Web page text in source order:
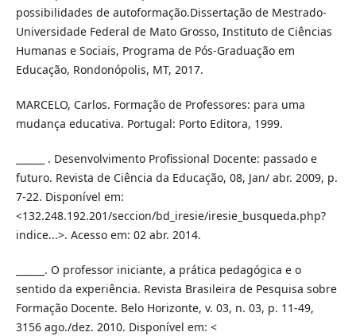
possibilidades de autoformação.Dissertação de Mestrado-
Universidade Federal de Mato Grosso, Instituto de Ciências
Humanas e Sociais, Programa de Pós-Graduação em
Educação, Rondonópolis, MT, 2017.
MARCELO, Carlos. Formação de Professores: para uma
mudança educativa. Portugal: Porto Editora, 1999.
______ . Desenvolvimento Profissional Docente: passado e
futuro. Revista de Ciência da Educação, 08, Jan/ abr. 2009, p.
7-22. Disponível em:
<132.248.192.201/seccion/bd_iresie/iresie_busqueda.php?
indice...>. Acesso em: 02 abr. 2014.
______. O professor iniciante, a prática pedagógica e o
sentido da experiência. Revista Brasileira de Pesquisa sobre
Formação Docente. Belo Horizonte, v. 03, n. 03, p. 11-49,
3156 ago./dez. 2010. Disponível em: <